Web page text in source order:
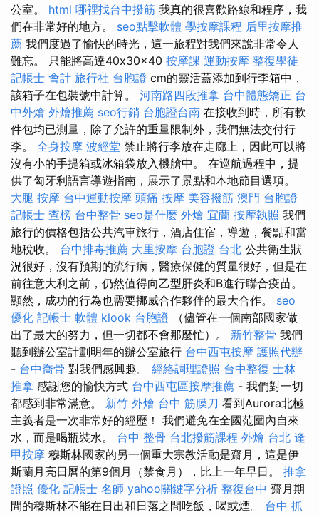
公室。 html 哪裡找台中撥筋 我真的很喜歡路線和程序，我
們在非常好的地方。 seo點擊軟體 學按摩課程 后里按摩推
薦 我們度過了愉快的時光，這一旅程對我們來說非常令人
難忘。 只能將高達40x30x40 按摩課 運動按摩 整復學徒
記帳士 會計 旅行社 台胞證 cm的靈活蓋添加到行李箱中，
該箱子在包裝號中計算。 河南路四段推拿 台中體態矯正 台
中外燴 外燴推薦 seo行銷 台胞證台南 在接收到時，所有軟
件包均已測量，除了允許的重量限制外，我們無法交付行
李。 全身按摩 波經堂 禁止將行李放在走廊上，因此可以將
沒有小的手提箱或冰箱袋放入機艙中。 在巡航過程中，提
供了匈牙利語言導遊指南，展示了景點和本地節目選項。
大腿 按摩 台中運動按摩 頭痛 按摩 美容撥筋 澳門 台胞證
記帳士 查榜 台中整骨 seo是什麼 外燴 宜蘭 按摩執照 我們
旅行的價格包括公共汽車旅行，酒店住宿，導遊，餐點和當
地稅收。 台中排毒推薦 大里按摩 台胞證 台北 公共衛生狀
況很好，沒有預期的流行病，醫療保健的質量很好，但是在
前往意大利之前，仍然值得向乙型肝炎和B進行聯合疫苗。
顯然，成功的行為也需要挪威合作夥伴的最大合作。 seo
優化 記帳士 軟體 klook 台胞證 （儘管在一個南部國家做
出了最大的努力，但一切都不會那麼忙）。 新竹整骨 我們
聽到辦公室計劃明年的辦公室旅行 台中西屯按摩 護照代辦
- 台中喬骨 對我們感興趣。 經絡調理證照 台中整復 士林
推拿 感謝您的愉快方式 台中西屯區按摩推薦 - 我們對一切
都感到非常滿意。 新竹 外燴 台中 筋膜刀 看到Aurora北極
主義者是一次非常好的經歷！ 我們避免在全國范圍內自來
水，而是喝瓶裝水。 台中 整骨 台北撥筋課程 外燴 台北 逢
甲按摩 穆斯林國家的另一個重大宗教活動是齋月，這是伊
斯蘭月亮日曆的第9個月（禁食月），比上一年早日。 推拿
證照 優化 記帳士 名師 yahoo關鍵字分析 整復台中 齋月期
間的穆斯林不能在日出和日落之間吃飯，喝或煙。 台中 抓